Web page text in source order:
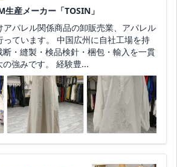
産メーカー「TOSIN」
パレル関係商品の卸販売業、アパレル
ています。 中国広州に自社工場を持
・縫製・検品検針・梱包・輸入を一貫
の強みです。 経験豊...